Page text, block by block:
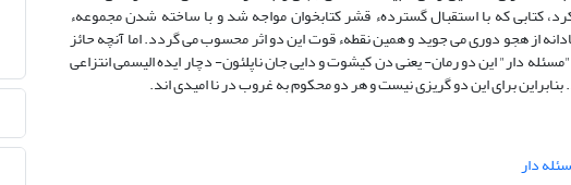
کتابی که با استقبال گستردهء قشر کتابخوان مواجه شد و با ساخته شدن مجموعهء
از هجو دوری می جوید و همین نقطهء قوت این دو اثر محسوب می گردد. اما آنچه حائز
دار" این دو رمان- یعنی دن کیشوت و دایی جان ناپلئون- دچار ایده الیسمی انتزاعی
برای این دو گریزی نیست و هر دو محکوم به غروب در نا امیدی اند.
دار